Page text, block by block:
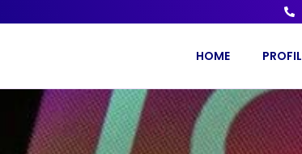
HOME PROFIL